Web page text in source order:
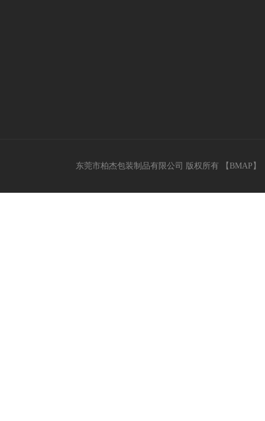
东莞市柏杰包装制品有限公司 版权所有 【 BMAP 】